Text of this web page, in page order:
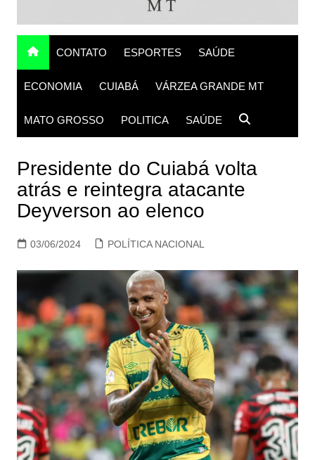
CONTATO ESPORTES SAÚDE
ECONOMIA CUIABÁ VÁRZEA GRANDE MT
MATO GROSSO POLITICA SAÚDE
Presidente do Cuiabá volta
atrás e reintegra atacante
Deyverson ao elenco
03/06/2024 POLÍTICA NACIONAL